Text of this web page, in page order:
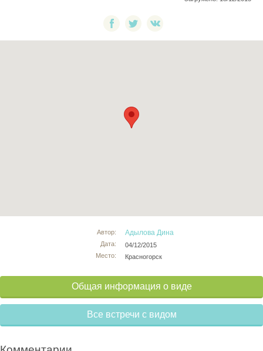
Автор:
Дата:
Место:
Адылова Дина
04/12/2015
Красногорск
Общая информация о виде
Все встречи с видом